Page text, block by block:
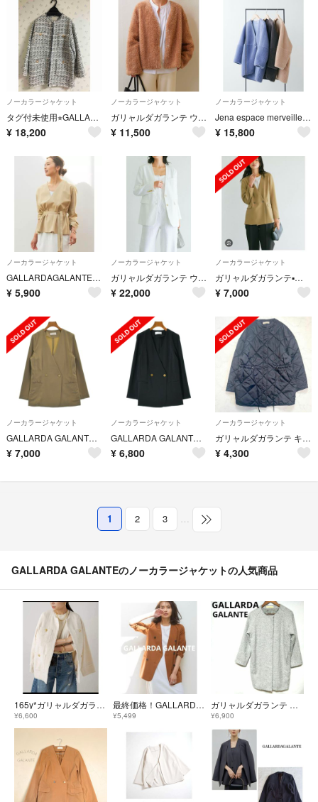
ノーカラージャケット
タグ付未使用⭐︎GALLARDAGALANTE ツイードクルーネックジャケット
¥ 18,200
ノーカラージャケット
ガリャルダガランテ ウィムガゼット スピックアンドスパン エイトン スローン
¥ 11,500
ノーカラージャケット
Jena espace merveilleux リバーシブル切替ボアコート
¥ 15,800
ノーカラージャケット
GALLARDAGALANTE エコスエードラップジャケット ￥30,800
¥ 5,900
ノーカラージャケット
ガリャルダガランテ ウィムガゼット スピックアンドスパン エイトン スローン
¥ 22,000
ノーカラージャケット
ガリャルダガランテ▪️ジャージージャケット▪️ベージュ
¥ 7,000
ノーカラージャケット
GALLARDA GALANTE ノーカラージャケット F ベージュ 【古着】【中古】
¥ 7,000
ノーカラージャケット
GALLARDA GALANTE ノーカラージャケット F 黒 【古着】【中古】
¥ 6,800
ノーカラージャケット
ガリャルダガランテ キルティングコート ノーカラー ドロスト Free
¥ 4,300
1 2 3 …
GALLARDA GALANTEのノーカラージャケットの人気商品
165y*ガリャルダガランテ Loungedress 金ボタンツイードジャケット
¥6,600
最終価格！GALLARDAGALANTE ノーカラーダブルボタンジャケット
¥5,499
ガリャルダガランテ グレー ツイード コクーンシルエット ヘリンボーン ラグラン
¥6,900